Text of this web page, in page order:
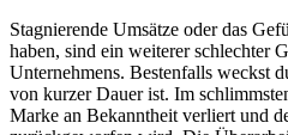
Stagnierende Umsätze oder das
haben, sind ein weiterer schlechter
Unternehmens. Bestenfalls weckst
von kurzer Dauer ist. Im
Marke an Bekanntheit verliert und